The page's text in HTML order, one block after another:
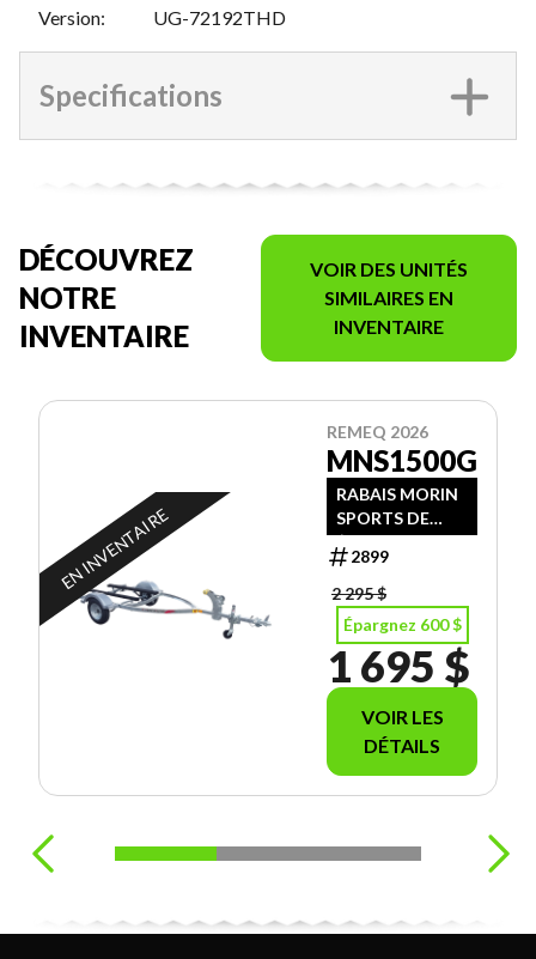
Version: UG-72192THD
Specifications
DÉCOUVREZ
NOTRE
INVENTAIRE
VOIR DES UNITÉS
SIMILAIRES EN
INVENTAIRE
EN INVENTAIRE
REMEQ 2026
MNS1500G
RABAIS MORIN
SPORTS DE
$600.00
2899
2 295 $
Épargnez 600 $
1 695 $
VOIR LES
DÉTAILS